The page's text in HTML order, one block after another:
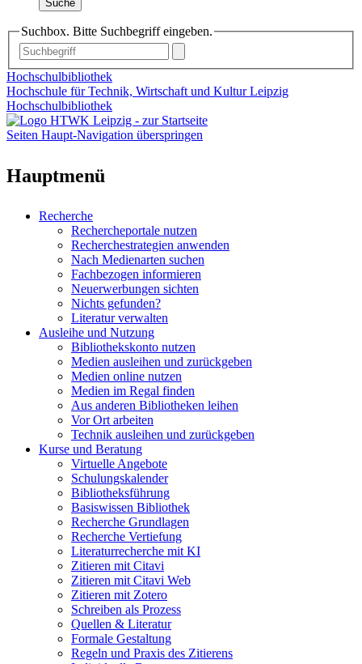
Suche
Suchbox. Bitte Suchbegriff eingeben.
Hochschulbibliothek
Hochschule für Technik, Wirtschaft und Kultur Leipzig
Hochschulbibliothek
Seiten Haupt-Navigation überspringen
Hauptmenü
Recherche
Rechercheportale nutzen
Recherchestrategien anwenden
Nach Medienarten suchen
Fachbezogen informieren
Neuerwerbungen sichten
Nichts gefunden?
Literatur verwalten
Ausleihe und Nutzung
Bibliothekskonto nutzen
Medien ausleihen und zurückgeben
Medien online nutzen
Medien im Regal finden
Aus anderen Bibliotheken leihen
Vor Ort arbeiten
Technik ausleihen und zurückgeben
Kurse und Beratung
Virtuelle Angebote
Schulungskalender
Bibliotheksführung
Basiswissen Bibliothek
Recherche Grundlagen
Recherche Vertiefung
Literaturrecherche mit KI
Zitieren mit Citavi
Zitieren mit Citavi Web
Zitieren mit Zotero
Schreiben als Prozess
Quellen & Literatur
Formale Gestaltung
Regeln und Praxis des Zitierens